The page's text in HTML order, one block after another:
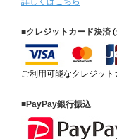
■クレジットカード決済 (
ご利用可能なクレジット
■PayPay銀行振込